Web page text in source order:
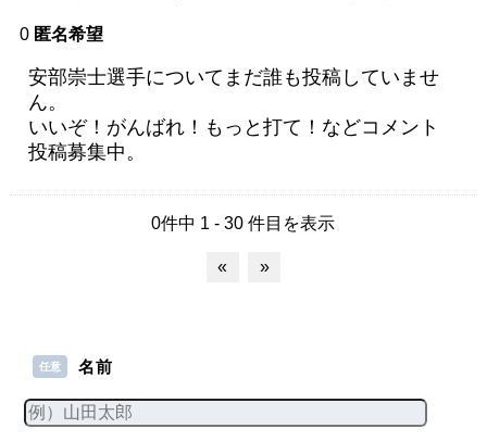
0 匿名希望
安部崇士選手についてまだ誰も投稿していませ
ん。
いいぞ！がんばれ！もっと打て！などコメント
投稿募集中。
0件中 1 - 30 件目を表示
« »
任意 名前